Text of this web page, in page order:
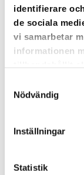
identifierare
de sociala
vi samarbetar
informationen
Nödvändig
Inställningar
Statistik
Anmäl
Vår sms-tjänst